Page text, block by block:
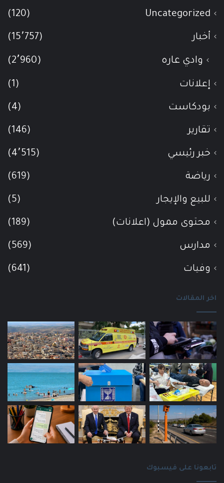
Uncategorized
(120)
أخبار (15٬757)
وادي عاره (2٬960)
إعلانات (1)
بودكاست (4)
تقارير (146)
خبر رئيسي (4٬515)
رياضة (619)
للبيع والإيجار (5)
محتوى ممول (اعلانات) (189)
مدارس (569)
وفيات (641)
اخر المقالات
تابعونا على فيسبوك